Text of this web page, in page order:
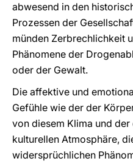
abwesend in den
Prozessen der
münden Zerbrechlichkeit
Phänomene der
oder der Gewalt.
Die affektive und
Gefühle wie der der
von diesem Klima und
kulturellen Atmosphäre,
widersprüchlichen